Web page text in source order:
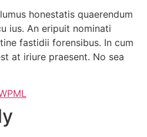
honestatis quaerendum
ius. An eripuit nominati
fastidii forensibus. In cum
at iriure praesent. No sea